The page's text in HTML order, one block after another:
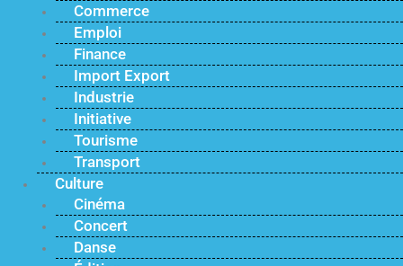
Commerce
Emploi
Finance
Import Export
Industrie
Initiative
Tourisme
Transport
Culture
Cinéma
Concert
Danse